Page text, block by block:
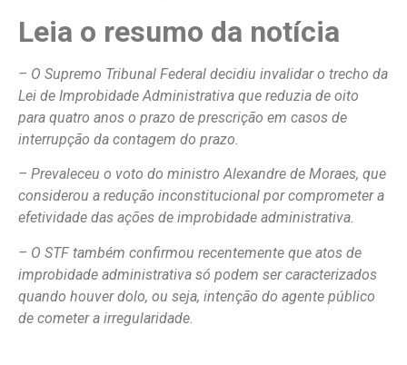
Leia o resumo da notícia
– O Supremo Tribunal Federal decidiu invalidar o trecho da
Lei de Improbidade Administrativa que reduzia de oito
para quatro anos o prazo de prescrição em casos de
interrupção da contagem do prazo.
– Prevaleceu o voto do ministro Alexandre de Moraes, que
considerou a redução inconstitucional por comprometer a
efetividade das ações de improbidade administrativa.
– O STF também confirmou recentemente que atos de
improbidade administrativa só podem ser caracterizados
quando houver dolo, ou seja, intenção do agente público
de cometer a irregularidade.